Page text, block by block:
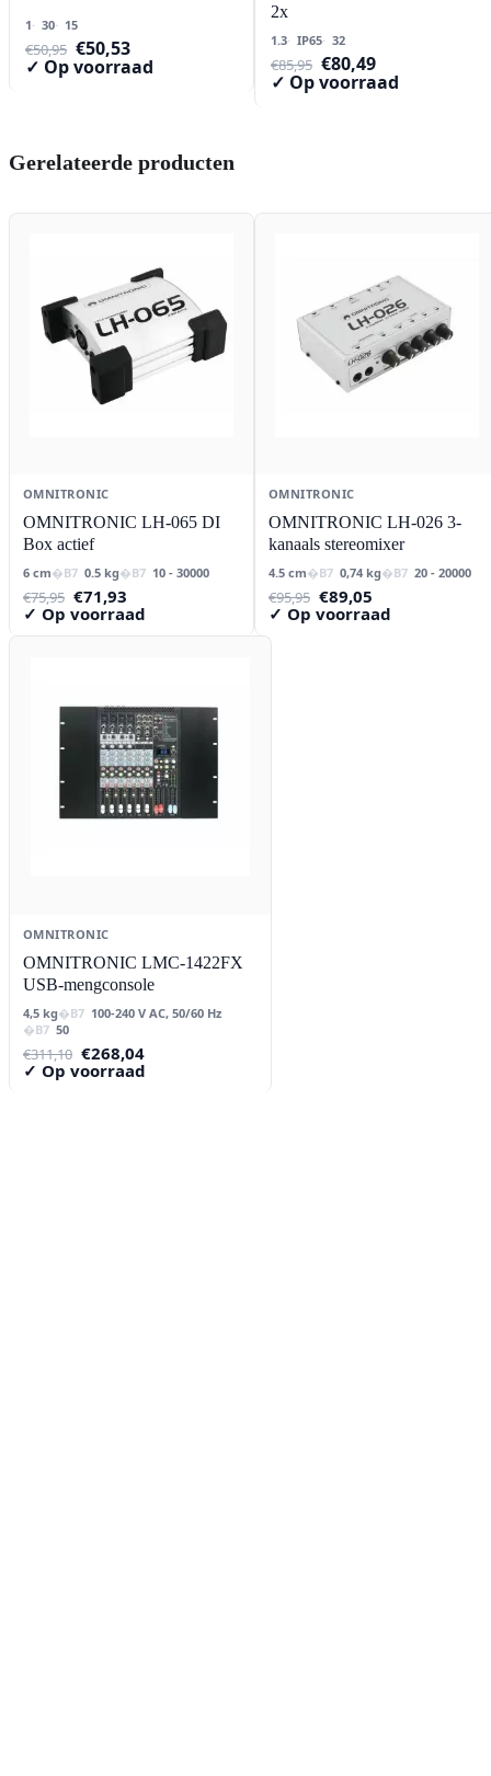
1 30 15
€50,95 Oorspronkelijke
prijs
€50,53Huidige
prijs
✓ Op voorraad
2x
1.3 IP65 32
€85,95 Oorspronkelijke
prijs
€80,49Huidige
prijs
✓ Op voorraad
Gerelateerde producten
OMNITRONIC
OMNITRONIC LH-065 DI
Box actief
6 cm 0.5 kg 10 - 30000
€75,95 Oorspronkelijke
prijs
was:
€71,93
prijs
is:
✓ Op voorraad
OMNITRONIC
OMNITRONIC LH-026 3-
kanaals stereomixer
4.5 cm 0,74 kg 20 - 20000
€95,95 Oorspronkelijke
prijs
€89,05
prijs
✓ Op voorraad
OMNITRONIC
OMNITRONIC LMC-1422FX
USB-mengconsole
4,5 kg
100-240 V AC, 50/60 Hz
50
€311,10 Oorspronkelijke
prijs
€268,04Huidige
prijs
✓ Op voorraad